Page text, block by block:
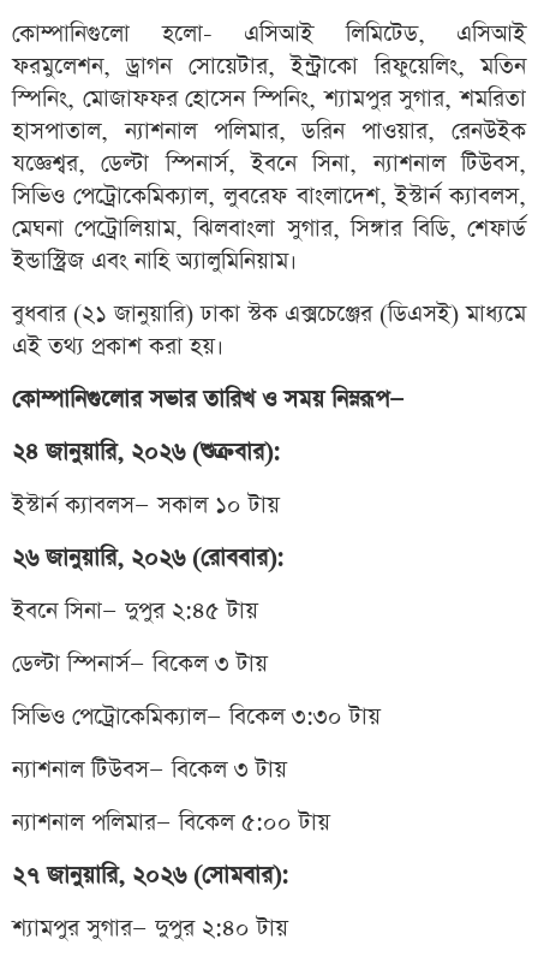
কোম্পানিগুলো হলো- এসিআই লিমিটেড, এসিআই
ফরমুলেশন, ড্রাগন সোয়েটার, ইন্ট্রাকো রিফুয়েলিং, মতিন
স্পিনিং, মোজাফফর হোসেন স্পিনিং, শ্যামপুর সুগার, শমরিতা
হাসপাতাল, ন্যাশনাল পলিমার, ডরিন পাওয়ার, রেনউইক
যজ্ঞেশ্বর, ডেল্টা স্পিনার্স, ইবনে সিনা, ন্যাশনাল টিউবস,
সিভিও পেট্রোকেমিক্যাল, লুবরেফ বাংলাদেশ, ইস্টার্ন ক্যাবলস,
মেঘনা পেট্রোলিয়াম, ঝিলবাংলা সুগার, সিঙ্গার বিডি, শেফার্ড
ইন্ডাস্ট্রিজ এবং নাহি অ্যালুমিনিয়াম।
বুধবার (২১ জানুয়ারি) ঢাকা স্টক এক্সচেঞ্জের (ডিএসই) মাধ্যমে
এই তথ্য প্রকাশ করা হয়।
কোম্পানিগুলোর সভার তারিখ ও সময় নিম্নরূপ—
২৪ জানুয়ারি, ২০২৬ (শুক্রবার):
ইস্টার্ন ক্যাবলস— সকাল ১০ টায়
২৬ জানুয়ারি, ২০২৬ (রোববার):
ইবনে সিনা— দুপুর ২:৪৫ টায়
ডেল্টা স্পিনার্স— বিকেল ৩ টায়
সিভিও পেট্রোকেমিক্যাল— বিকেল ৩:৩০ টায়
ন্যাশনাল টিউবস— বিকেল ৩ টায়
ন্যাশনাল পলিমার— বিকেল ৫:০০ টায়
২৭ জানুয়ারি, ২০২৬ (সোমবার):
শ্যামপুর সুগার— দুপুর ২:৪০ টায়